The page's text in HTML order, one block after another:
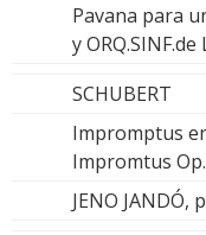
Pavana para
y ORQ.SINF.de
SCHUBERT
Impromptus
Impromtus
JENO JANDÓ,